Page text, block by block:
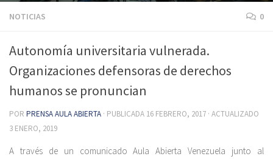
NOTICIAS 0
Autonomía universitaria vulnerada.
Organizaciones defensoras de derechos
humanos se pronuncian
POR PRENSA AULA ABIERTA · PUBLICADA 16 FEBRERO, 2017 · ACTUALIZADO
3 ENERO, 2019
A través de un comunicado Aula Abierta Venezuela junto al